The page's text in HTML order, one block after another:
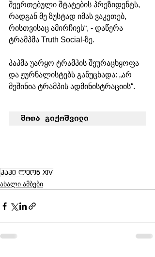
შეერთებული შტატების პრეზიდენტს,
რადგან მე ზუსტად იმას ვაკეთებ,
რისთვისაც ამირჩიეს“, - დაწერა
ტრამპმა Truth Social-ზე.
პაპმა უარყო ტრამპის შეურაცხყოფა
და ჟურნალისტებს განუცხადა: „არ
მეშინია ტრამპის ადმინისტრაციის“.
შოთა გიქოშვილი
პაპი ლეონ XIV
ახალი ამბები